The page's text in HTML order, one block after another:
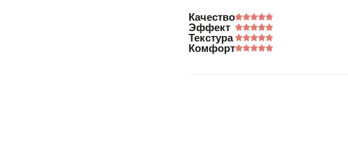
Качество
Эффект
Текстура
Комфорт